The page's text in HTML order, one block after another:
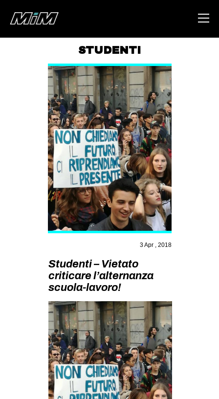
ABOUT
AREA
DEGENERAZIONE
GAZA FREESTYLE
CSOA LAMBRETTA
MSM
STUDENTI TSUNAMI
ZAM
MILANO
SPAZI
SPORT POPOLARE
AMBIENTE
ANTIFASCISMO
DIRITTO ALL’ABITARE
GENERI
MIGRAZIONI
PRECARIATO
STUDENTI
3 Apr , 2018
Studenti – Vietato
criticare l’alternanza
scuola-lavoro!